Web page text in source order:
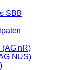
SBB
(AG nR)
NUS)